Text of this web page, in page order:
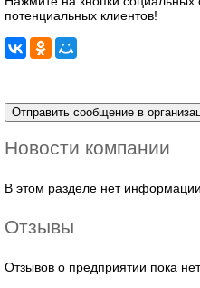
потенциальных клиентов!
Новости компании
В этом разделе нет информации
Отзывы
Отзывов о предприятии пока